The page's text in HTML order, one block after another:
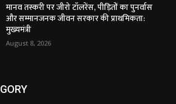
मानव तस्करी पर जीरो टॉलरेंस, पीड़ितों का पुनर्वास
और सम्मानजनक जीवन सरकार की प्राथमिकता:
मुख्यमंत्री
August 8, 2026